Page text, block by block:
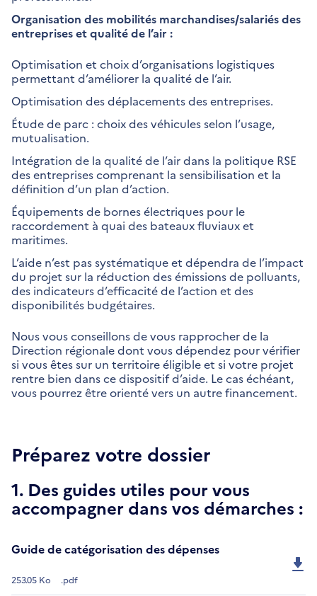
Organisation des mobilités marchandises/salariés des
entreprises et qualité de l’air :
Optimisation et choix d’organisations logistiques
permettant d’améliorer la qualité de l’air.
Optimisation des déplacements des entreprises.
Étude de parc : choix des véhicules selon l’usage,
mutualisation.
Intégration de la qualité de l’air dans la politique RSE
des entreprises comprenant la sensibilisation et la
définition d’un plan d’action.
Équipements de bornes électriques pour le
raccordement à quai des bateaux fluviaux et
maritimes.
L’aide n’est pas systématique et dépendra de l’impact
du projet sur la réduction des émissions de polluants,
des indicateurs d’efficacité de l’action et des
disponibilités budgétaires.
Nous vous conseillons de vous rapprocher de la
Direction régionale dont vous dépendez pour vérifier
si vous êtes sur un territoire éligible et si votre projet
rentre bien dans ce dispositif d’aide. Le cas échéant,
vous pourrez être orienté vers un autre financement.
Préparez votre dossier
1. Des guides utiles pour vous
accompagner dans vos démarches :
Guide de catégorisation des dépenses
253.05 Ko .pdf